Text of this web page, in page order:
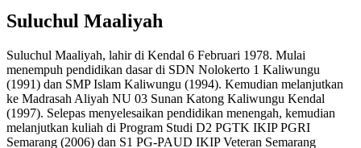
Suluchul Maaliyah
Suluchul Maaliyah, lahir di Kendal 6 Februari 1978. Mulai
menempuh pendidikan dasar di SDN Nolokerto 1 Kaliwungu
(1991) dan SMP Islam Kaliwungu (1994). Kemudian melanjutkan
ke Madrasah Aliyah NU 03 Sunan Katong Kaliwungu Kendal
(1997). Selepas menyelesaikan pendidikan menengah, kemudian
melanjutkan kuliah di Program Studi D2 PGTK IKIP PGRI
Semarang (2006) dan S1 PG-PAUD IKIP Veteran Semarang